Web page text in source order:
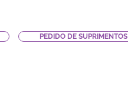
PEDIDO DE SUPRIMENTOS